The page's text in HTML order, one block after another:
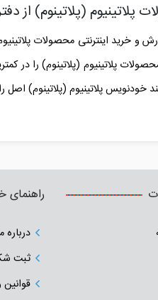
پلاتینیوم (پلاتینوم) از
و خرید اینترنتی محصولات
پلاتینیوم (پلاتینوم) را در
خودنویس پلاتینیوم (پلاتینوم)
راهنمای
درباره
ثبت